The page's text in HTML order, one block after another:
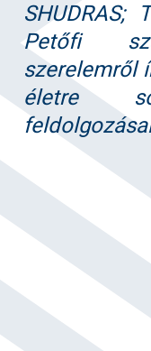
SHUDRAS;
Petőfi
szerelemről
életre